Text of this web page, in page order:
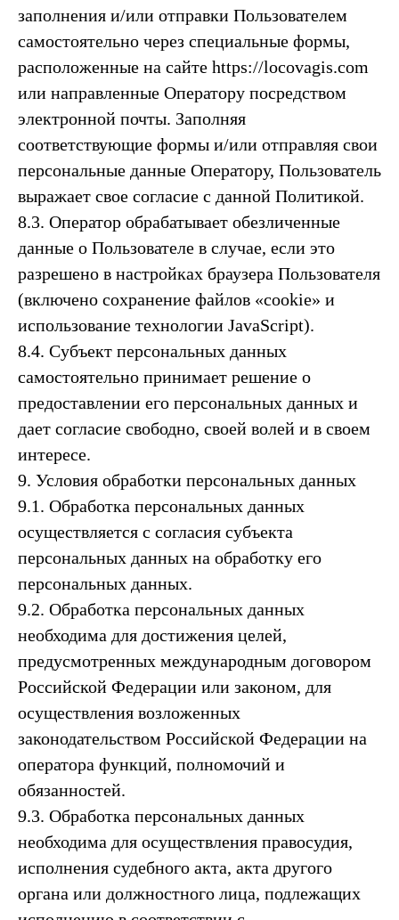
заполнения и/или отправки Пользователем
самостоятельно через специальные формы,
расположенные на сайте https://locovagis.com
или направленные Оператору посредством
электронной почты. Заполняя
соответствующие формы и/или отправляя свои
персональные данные Оператору, Пользователь
выражает свое согласие с данной Политикой.
8.3. Оператор обрабатывает обезличенные
данные о Пользователе в случае, если это
разрешено в настройках браузера Пользователя
(включено сохранение файлов «cookie» и
использование технологии JavaScript).
8.4. Субъект персональных данных
самостоятельно принимает решение о
предоставлении его персональных данных и
дает согласие свободно, своей волей и в своем
интересе.
9. Условия обработки персональных данных
9.1. Обработка персональных данных
осуществляется с согласия субъекта
персональных данных на обработку его
персональных данных.
9.2. Обработка персональных данных
необходима для достижения целей,
предусмотренных международным договором
Российской Федерации или законом, для
осуществления возложенных
законодательством Российской Федерации на
оператора функций, полномочий и
обязанностей.
9.3. Обработка персональных данных
необходима для осуществления правосудия,
исполнения судебного акта, акта другого
органа или должностного лица, подлежащих